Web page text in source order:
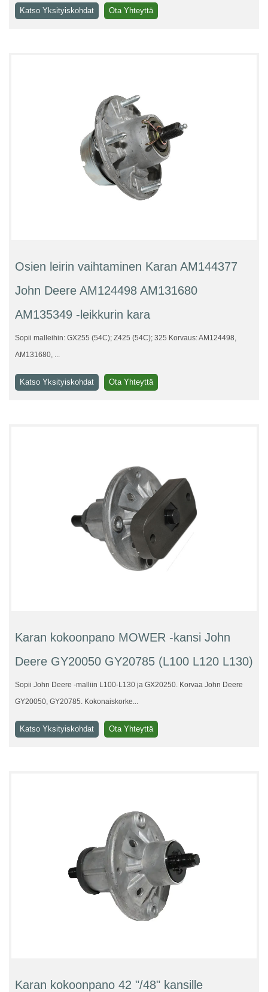
Katso Yksityiskohdat Ota Yhteyttä
Osien leirin vaihtaminen Karan AM144377
John Deere AM124498 AM131680
AM135349 -leikkurin kara
Sopii malleihin: GX255 (54C); Z425 (54C); 325 Korvaus: AM124498,
AM131680, ...
Katso Yksityiskohdat Ota Yhteyttä
Karan kokoonpano MOWER -kansi John
Deere GY20050 GY20785 (L100 L120 L130)
Sopii John Deere -malliin L100-L130 ja GX20250. Korvaa John Deere
GY20050, GY20785. Kokonaiskorke...
Katso Yksityiskohdat Ota Yhteyttä
Karan kokoonpano 42 "/48" kansille